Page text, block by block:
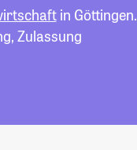
in Göttingen.
Zulassung